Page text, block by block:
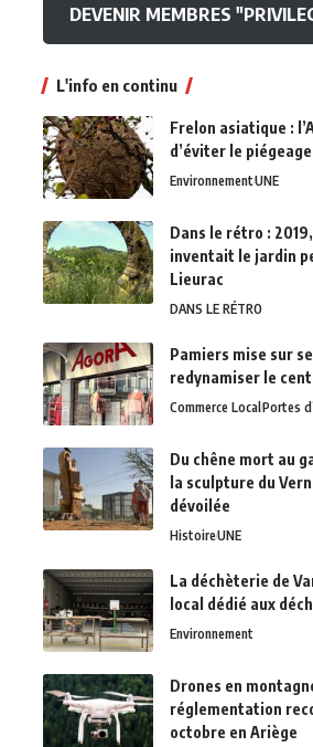
DEVENIR MEMBRES
L'info en continu
Frelon asiatique :
d’éviter le
EnvironnementUNE
Dans le rétro :
inventait le jardin
Lieurac
DANS LE RÉTRO
Pamiers mise sur
redynamiser le
Commerce Local Portes
Du chêne mort au
la sculpture du
dévoilée
HistoireUNE
La déchèterie de
local dédié aux
Environnement
Drones en
réglementation
octobre en Ariège